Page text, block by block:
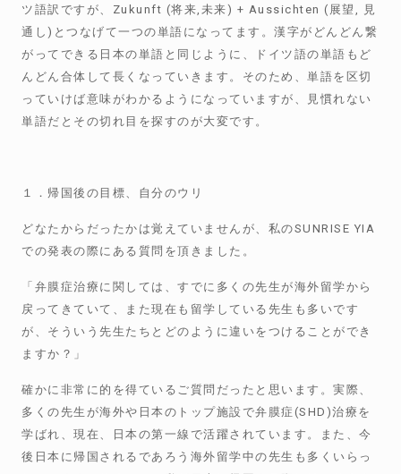
ツ語訳ですが、Zukunft (将来,未来) + Aussichten (展望, 見
通し)とつなげて一つの単語になってます。漢字がどんどん繋
がってできる日本の単語と同じように、ドイツ語の単語もど
んどん合体して長くなっていきます。そのため、単語を区切
っていけば意味がわかるようになっていますが、見慣れない
単語だとその切れ目を探すのが大変です。
１．帰国後の目標、自分のウリ
どなたからだったかは覚えていませんが、私のSUNRISE YIA
での発表の際にある質問を頂きました。
「弁膜症治療に関しては、すでに多くの先生が海外留学から
戻ってきていて、また現在も留学している先生も多いです
が、そういう先生たちとどのように違いをつけることができ
ますか？」
確かに非常に的を得ているご質問だったと思います。実際、
多くの先生が海外や日本のトップ施設で弁膜症(SHD)治療を
学ばれ、現在、日本の第一線で活躍されています。また、今
後日本に帰国されるであろう海外留学中の先生も多くいらっ